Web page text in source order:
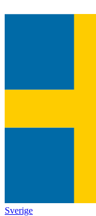
Sverige